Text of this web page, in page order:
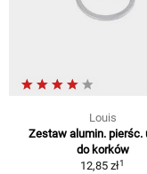
Louis
Zestaw alumin. pierśc.
do korków
12,85 zł1